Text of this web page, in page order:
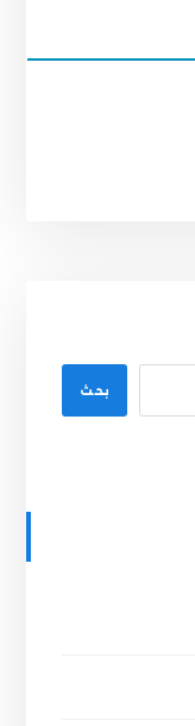
بحث